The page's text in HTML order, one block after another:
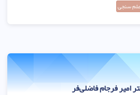
سنجی
امیر فرجام فاضلی‌فر